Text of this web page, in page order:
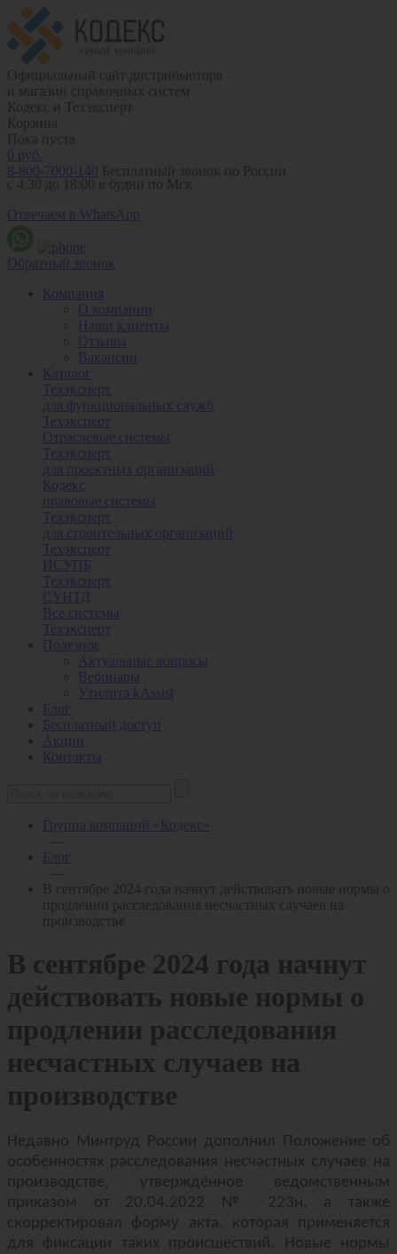
Официальный сайт дистрибьютора
и магазин справочных систем
Кодекс и Техэксперт
Корзина
Пока пуста
0 руб.
8-800-7000-140 Бесплатный звонок по России
с 4:30 до 18:00 в будни по Мск
Отвечаем в WhatsApp
Обратный звонок
Компания
О компании
Наши клиенты
Отзывы
Вакансии
Каталог
Техэксперт
для функциональных служб
Техэксперт
Отраслевые системы
Техэксперт
для проектных организаций
Кодекс
правовые системы
Техэксперт
для строительных организаций
Техэксперт
ИСУПБ
Техэксперт
СУНТД
Все системы
Техэксперт
Полезное
Актуальные вопросы
Вебинары
Утилита kAssist
Блог
Бесплатный доступ
Акции
Контакты
Группа компаний «Кодекс»
Блог
В сентябре 2024 года начнут действовать новые нормы о
продлении расследования несчастных случаев на
производстве
В сентябре 2024 года начнут
действовать новые нормы о
продлении расследования
несчастных случаев на
производстве
Недавно Минтруд России дополнил Положение об
особенностях расследования несчастных случаев на
производстве, утверждённое ведомственным
приказом от 20.04.2022 № 223н, а также
скорректировал форму акта, которая применяется
для фиксации таких происшествий. Новые нормы